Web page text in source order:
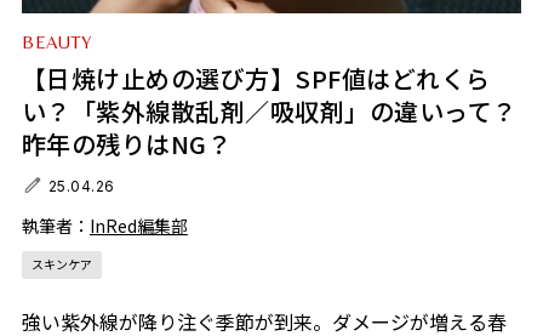
BEAUTY
【日焼け止めの選び方】SPF値はどれくら
い？「紫外線散乱剤／吸収剤」の違いって？
昨年の残りはNG？
25.04.26
執筆者： InRed編集部
スキンケア
強い紫外線が降り注ぐ季節が到来。ダメージが増える春